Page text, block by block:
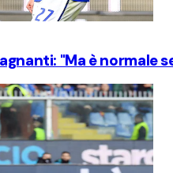
"Ma è normale